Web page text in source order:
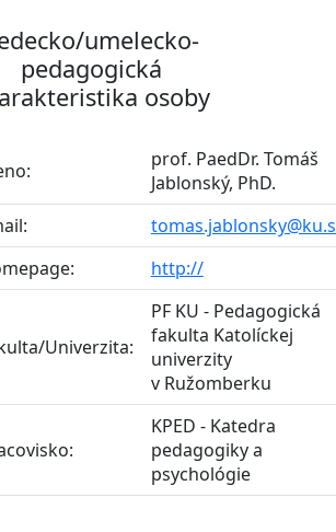
umelecko-
pedagogická
osoby
prof. PaedDr. Tomáš
Jablonský, PhD.
http://
Univerzita:
PF KU - Pedagogická
fakulta Katolíckej
univerzity
v Ružomberku
KPED - Katedra
pedagogiky a
psychológie